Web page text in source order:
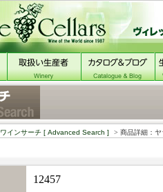
ワインサーチ [ Advanced Search ] > 商品詳細：
12457